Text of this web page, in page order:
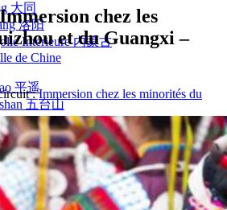
大同
洛阳
Intérieure 内蒙古
de Chine
平遥
五台山
安徽
杭州
江西
Jaunes
山东
chez les
et du Guangxi –
:Immersion chez les minorités du